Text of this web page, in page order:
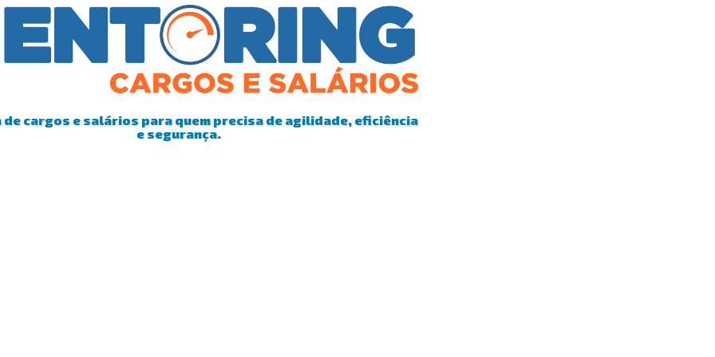
de cargos e salários para quem precisa de agilidade, eficiência
e segurança.